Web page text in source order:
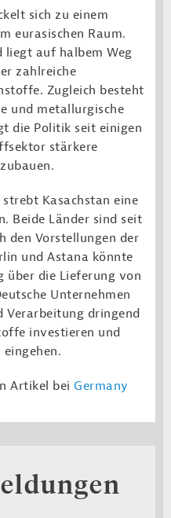
sich zu einem
eurasischen Raum.
liegt auf halbem Weg
zahlreiche
Zugleich besteht
und metallurgische
die Politik seit einigen
stärkere
Kasachstan eine
Beide Länder sind seit
den Vorstellungen der
und Astana könnte
über die Lieferung von
Unternehmen
Verarbeitung dringend
investieren und
Artikel bei Germany